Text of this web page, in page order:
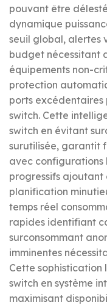
pouvant être
dynamique
seuil global, alertes
budget nécessitant
équipements non-
protection
ports
switch. Cette
switch en évitant
surutilisée, garantit
avec configurations
progressifs ajoutant
planification
temps réel
rapides identifiant
surconsommant
imminentes
Cette sophistication
switch en système
maximisant